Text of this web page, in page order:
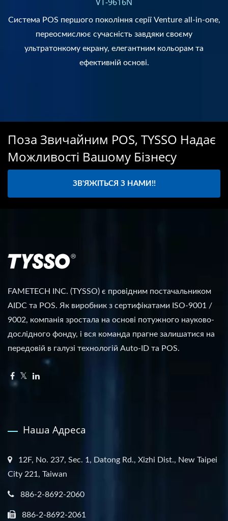
Система POS першого покоління серії Venture all-in-one,
переосмислює сучасність завдяки своєму
ультратонкому екрану, елегантним кольорам та
ефективній основі.
Поза Звичайним POS, TYSSO Надає
Можливості Вашому Бізнесу
ЗВ'ЯЖІТЬСЯ З НАМИ!!
FAMETECH INC. (TYSSO) є провідним постачальником
AIDC та POS. Як виробник з сертифікатами ISO-9001 /
9002, компанія зростала на основі потужного науково-
дослідного фонду, і вся команда прагне залишатися на
передовій в галузі технологій Auto-ID та POS.
Наша Адреса
12F, No. 237, Sec. 1, Datong Rd., Xizhi Dist., New Taipei
City 221, Taiwan
886-2-8692-2060
886-2-8692-2061